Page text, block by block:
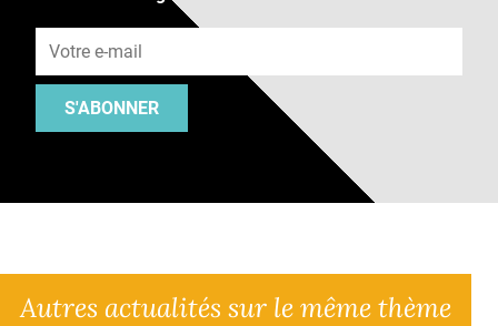
S'ABONNER
Autres actualités sur le même thème